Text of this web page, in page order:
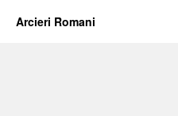
Arcieri Romani